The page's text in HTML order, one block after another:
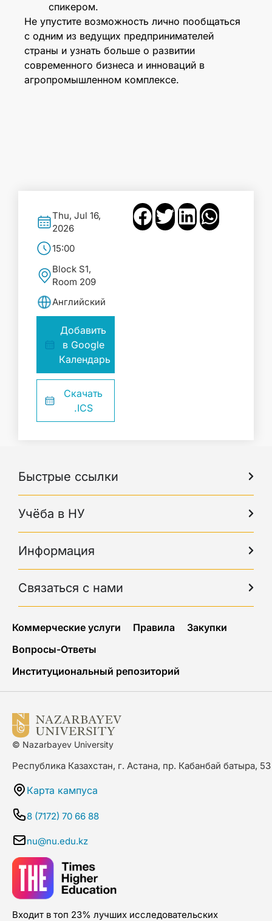
спикером.
Не упустите возможность лично пообщаться
с одним из ведущих предпринимателей
страны и узнать больше о развитии
современного бизнеса и инноваций в
агропромышленном комплексе.
Thu, Jul 16,
2026
15:00
Block S1,
Room 209
Английский
Добавить
в Google
Календарь
Скачать
.ICS
Быстрые ссылки
Учёба в НУ
Информация
Связаться с нами
Коммерческие услуги Правила
Закупки
Вопросы-Ответы
Институциональный репозиторий
© Nazarbayev University
Республика Казахстан, г. Астана, пр. Кабанбай батыра, 53
Карта кампуса
8 (7172) 70 66 88
nu@nu.edu.kz
Входит в топ 23% лучших исследовательских